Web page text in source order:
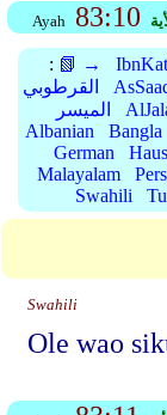
Ayah 83:10
: 📗 →
القرطوبي
الميسر
Albanian
Bangla
German
Malayalam
Swahili
Swahili
Ole wao